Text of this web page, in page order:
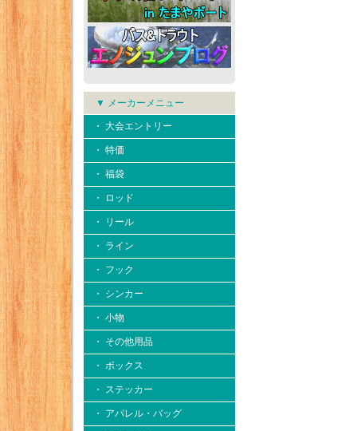
▼ メーカーメニュー
・ 大会エントリー
・ 特価
・ 福袋
・ ロッド
・ リール
・ ライン
・ フック
・ シンカー
・ 小物
・ その他用品
・ ボックス
・ ステッカー
・ アパレル・バッグ